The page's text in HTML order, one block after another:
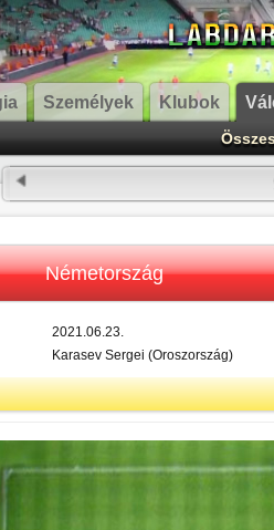
Személyek Klubok
Összes
Németország
2021.06.23.
Karasev Sergei (Oroszország)